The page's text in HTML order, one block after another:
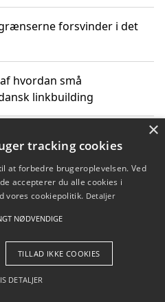
forsvinder i det
hvordan små
linkbuilding
ekspert og vælg den
din løsning
- Pilanto Aps
×
tracking cookies
at forbedre brugeroplevelsen. Ved
accepterer du alle cookies i
vores cookiepolitik. Detaljer
NØDVENDIGE
TILLAD IKKE COOKIES
DETALJER